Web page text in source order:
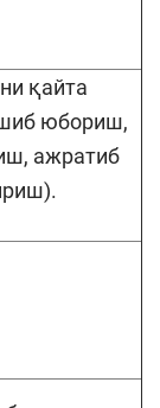
қайта
юбориш,
ажратиб